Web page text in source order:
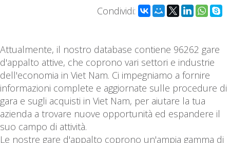
Condividi:
Attualmente, il nostro database contiene 96262 gare
d'appalto attive, che coprono vari settori e industrie
dell'economia in Viet Nam. Ci impegniamo a fornire
informazioni complete e aggiornate sulle procedure di
gara e sugli acquisti in Viet Nam, per aiutare la tua
azienda a trovare nuove opportunità ed espandere il
suo campo di attività.
Le nostre gare d'appalto coprono un'ampia gamma di